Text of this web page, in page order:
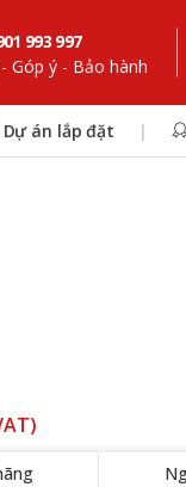
993 997
Góp ý - Bảo hành
Dự án lắp đặt |